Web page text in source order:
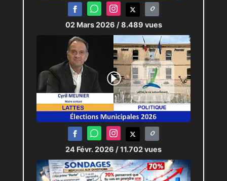
02 Mars 2026 / 8.489 vues
24 Févr. 2026 / 11.702 vues